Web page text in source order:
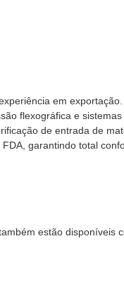
em
flexográfica e
de entrada de
garantindo total
estão disponíveis